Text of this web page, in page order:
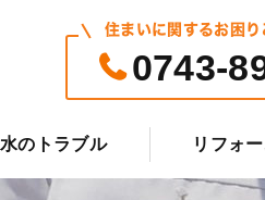
住まいに関するお困り
0743-
水のトラブル リフォ